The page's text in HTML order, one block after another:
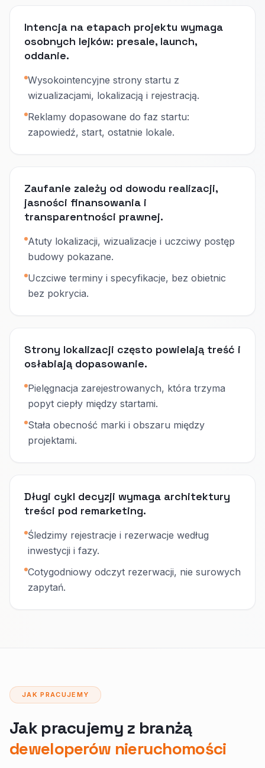
Intencja na etapach projektu wymaga
osobnych lejków: presale, launch,
oddanie.
Wysokointencyjne strony startu z
wizualizacjami, lokalizacją i rejestracją.
Reklamy dopasowane do faz startu:
zapowiedź, start, ostatnie lokale.
Zaufanie zależy od dowodu realizacji,
jasności finansowania i
transparentności prawnej.
Atuty lokalizacji, wizualizacje i uczciwy postęp
budowy pokazane.
Uczciwe terminy i specyfikacje, bez obietnic
bez pokrycia.
Strony lokalizacji często powielają treść i
osłabiają dopasowanie.
Pielęgnacja zarejestrowanych, która trzyma
popyt ciepły między startami.
Stała obecność marki i obszaru między
projektami.
Długi cykl decyzji wymaga architektury
treści pod remarketing.
Śledzimy rejestracje i rezerwacje według
inwestycji i fazy.
Cotygodniowy odczyt rezerwacji, nie surowych
zapytań.
JAK PRACUJEMY
Jak pracujemy z branżą
deweloperów nieruchomości